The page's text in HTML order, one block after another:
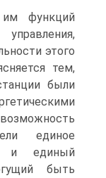
им функций
этого
тем,
были
единое
и единый
быть